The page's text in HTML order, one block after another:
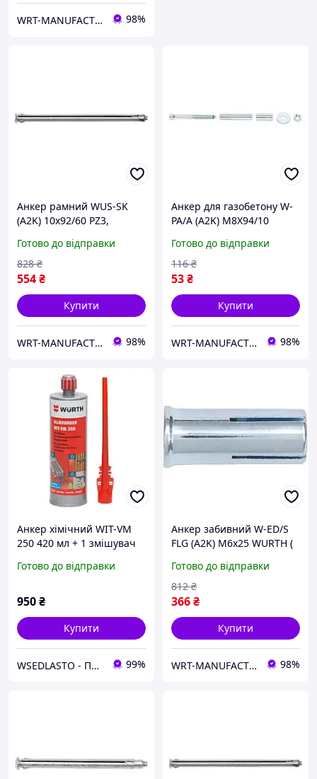
WRT-MANUFACTURING 98%
Анкер рамний WUS-SK
(A2K) 10x92/60 PZ3,
арт. 091043692 )
Готово до відправки
554₴
828 ₴
Купити
WRT-MANUFACTURING 98%
Анкер для газобетону W-
PA/A (A2K) M8X94/10
Готово до відправки
53₴
116 ₴
Купити
WRT-MANUFACTURING 98%
Анкер хімічний WIT-VM
250 420 мл + 1 змішувач
підіймачів)
Готово до відправки
950₴
Купити
WSEDLASTO - Продаж автосервісного обладнання в Україні 99%
Анкер забивний W-ED/S
FLG (A2K) M6x25 WURTH (
Готово до відправки
366₴
812 ₴
Купити
WRT-MANUFACTURING 98%